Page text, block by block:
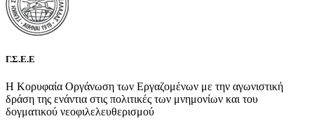
Γ.Σ.Ε.Ε
Η Κορυφαία Οργάνωση των Εργαζομένων με την αγωνιστική
δράση της ενάντια στις πολιτικές των μνημονίων και του
δογματικού νεοφιλελευθερισμού